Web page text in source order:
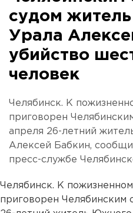
судом
Урала
убийство
человек
Челябинск. К
приговорен
апреля 26-летний
Алексей Бабкин,
пресс-службе
Челябинск. К
приговорен Челябинским